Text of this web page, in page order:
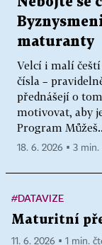
maturanty
Velcí i malí
čísla –
přednášejí o
motivovat, aby
Program
18. 6. 2026 ▪ 3 min.
#DATAVIZE
Maturitní
11. 6. 2026 ▪ 1 min.